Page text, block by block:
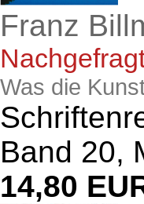
Franz
Was die
Band 20,
14,80